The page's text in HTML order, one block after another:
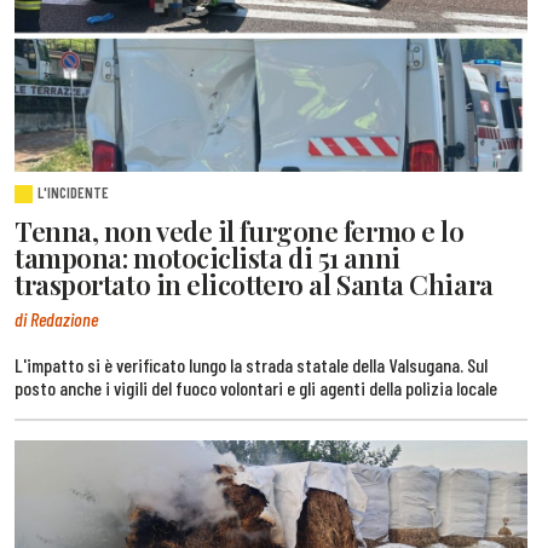
L'INCIDENTE
Tenna, non vede il furgone fermo e lo
tampona: motociclista di 51 anni
trasportato in elicottero al Santa Chiara
di Redazione
L'impatto si è verificato lungo la strada statale della Valsugana. Sul
posto anche i vigili del fuoco volontari e gli agenti della polizia locale